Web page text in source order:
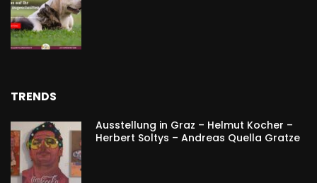
TRENDS
Ausstellung in Graz – Helmut Kocher –
Herbert Soltys – Andreas Quella Gratze